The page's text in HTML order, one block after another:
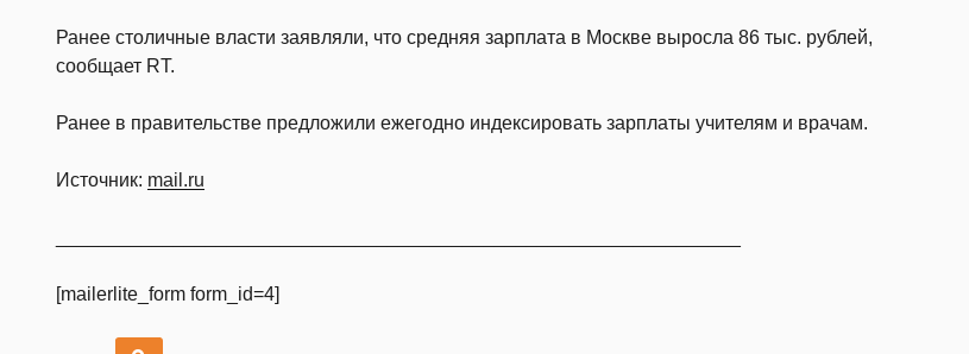
Ранее столичные власти заявляли, что средняя зарплата в Москве выросла 86 тыс. рублей,
сообщает RT.
Ранее в правительстве предложили ежегодно индексировать зарплаты учителям и врачам.
Источник: mail.ru
[mailerlite_form form_id=4]